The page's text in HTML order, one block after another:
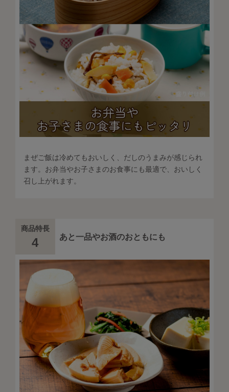
まぜご飯は冷めてもおいしく、だしのうまみが感じられ
ます。お弁当やお子さまのお食事にも最適で、おいしく
召し上がれます。
商品特長
4 あと一品やお酒のおともにも